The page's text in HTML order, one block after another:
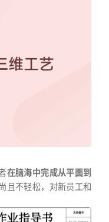
在脑海中完成从平面到
且不轻松，对新员工和